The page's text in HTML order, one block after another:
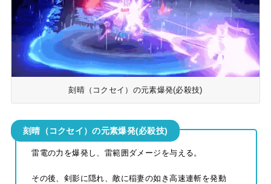
刻晴（コクセイ）の元素爆発(必殺技)
刻晴（コクセイ）の元素爆発(必殺技)
雷電の力を爆発し、雷範囲ダメージを与える。
その後、剣影に隠れ、敵に稲妻の如き高速連斬を発動